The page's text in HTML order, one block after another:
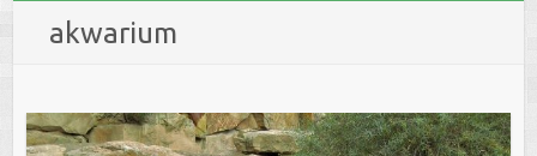
akwarium